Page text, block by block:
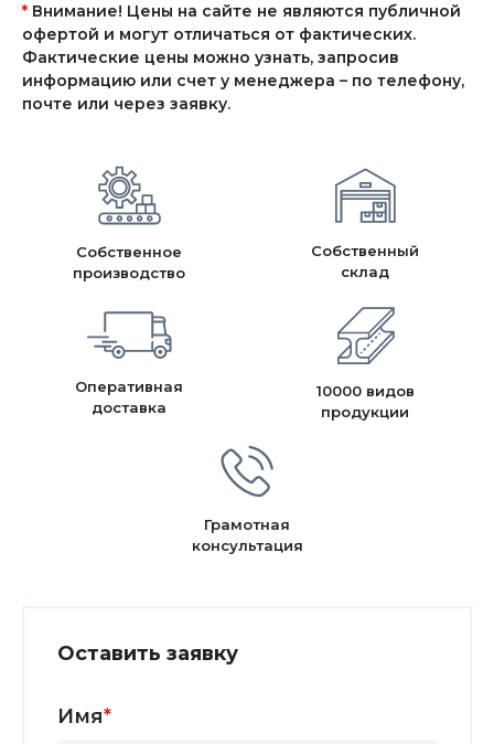
* Внимание! Цены на сайте не являются публичной
офертой и могут отличаться от фактических.
Фактические цены можно узнать, запросив
информацию или счет у менеджера – по телефону,
почте или через заявку.
Собственное
производство
Собственный
склад
Оперативная
доставка
10000 видов
продукции
Грамотная
консультация
Оставить заявку
Имя*